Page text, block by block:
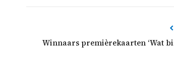
Winnaars premièrekaarten ‘Wat